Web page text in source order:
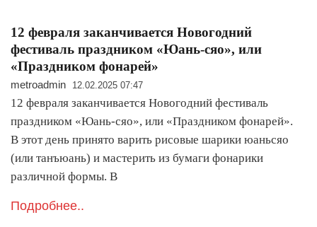
12 февраля заканчивается Новогодний
фестиваль праздником «Юань-сяо», или
«Праздником фонарей»
metroadmin 12.02.2025 07:47
12 февраля заканчивается Новогодний фестиваль
праздником «Юань-сяо», или «Праздником фонарей».
В этот день принято варить рисовые шарики юаньсяо
(или танъюань) и мастерить из бумаги фонарики
различной формы. В
Подробнее..